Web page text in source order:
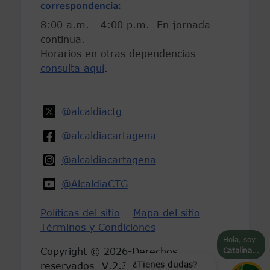
Hola, soy
Catalina...
¿Tienes dudas?
correspondencia:
8:00 a.m. - 4:00 p.m. En jornada
continua.
Horarios en otras dependencias
consulta aquí.
@alcaldiactg
@alcaldiacartagena
@alcaldiacartagena
@AlcaldiaCTG
Políticas del sitio
Mapa del sitio
Términos y Condiciones
Copyright © 2026-Derechos
reservados- V.2.3